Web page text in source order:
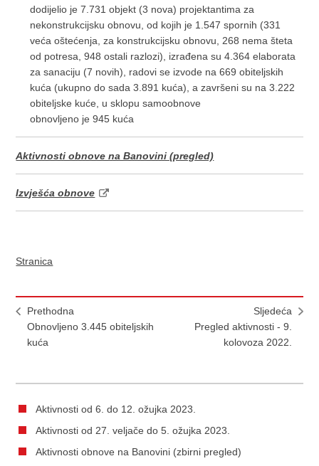
dodijelio je 7.731 objekt (3 nova) projektantima za
nekonstrukcijsku obnovu, od kojih je 1.547 spornih (331
veća oštećenja, za konstrukcijsku obnovu, 268 nema šteta
od potresa, 948 ostali razlozi), izrađena su 4.364 elaborata
za sanaciju (7 novih), radovi se izvode na 669 obiteljskih
kuća (ukupno do sada 3.891 kuća), a završeni su na 3.222
obiteljske kuće, u sklopu samoobnove
obnovljeno je 945 kuća
Aktivnosti obnove na Banovini (pregled)
Izvješća obnove
Stranica
Prethodna
Obnovljeno 3.445 obiteljskih
kuća
Sljedeća
Pregled aktivnosti - 9.
kolovoza 2022.
Aktivnosti od 6. do 12. ožujka 2023.
Aktivnosti od 27. veljače do 5. ožujka 2023.
Aktivnosti obnove na Banovini (zbirni pregled)